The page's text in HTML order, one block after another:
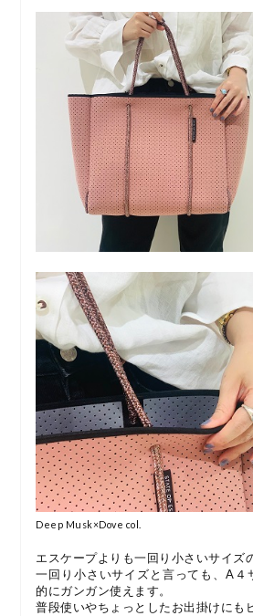
Deep Musk×Dove col.
エスケープよりも一回り小さいサイズ
一回り小さいサイズと言っても、A４
的にガンガン使えます。
普段使いやちょっとしたお出掛けにも